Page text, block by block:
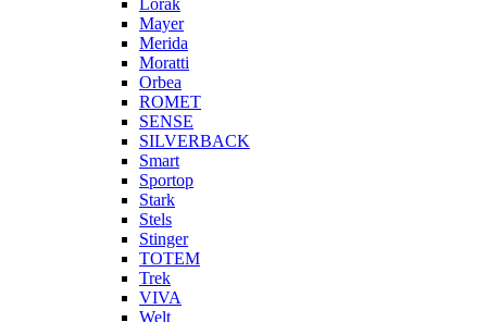
Lorak
Mayer
Merida
Moratti
Orbea
ROMET
SENSE
SILVERBACK
Smart
Sportop
Stark
Stels
Stinger
TOTEM
Trek
VIVA
Welt